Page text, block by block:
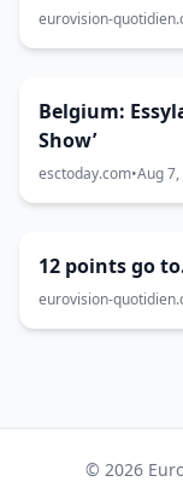
eurovision-
Belgium:
Show’
esctoday.com•Aug
12 points go
eurovision-
© 2026